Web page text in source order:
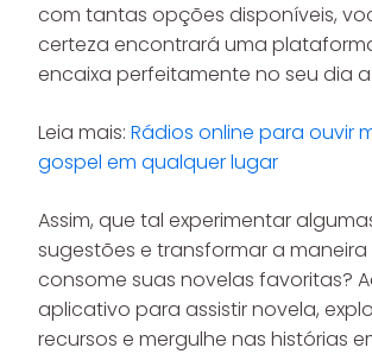
com tantas opções disponíveis,
certeza encontrará uma
encaixa perfeitamente no seu dia
Leia mais: Rádios online para ouvir
gospel em qualquer lugar
Assim, que tal experimentar
sugestões e transformar a
consome suas novelas favoritas?
aplicativo para assistir novela,
recursos e mergulhe nas histórias